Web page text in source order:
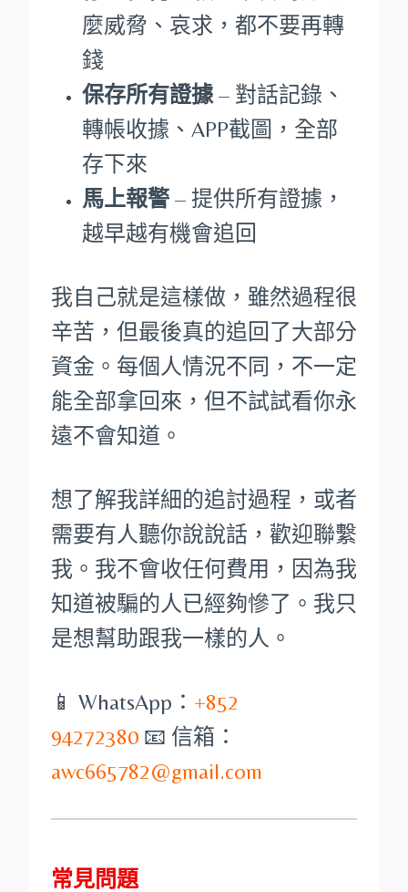
麼威脅、哀求，都不要再轉
錢
保存所有證據 – 對話記錄、
轉帳收據、APP截圖，全部
存下來
馬上報警 – 提供所有證據，
越早越有機會追回
我自己就是這樣做，雖然過程很
辛苦，但最後真的追回了大部分
資金。每個人情況不同，不一定
能全部拿回來，但不試試看你永
遠不會知道。
想了解我詳細的追討過程，或者
需要有人聽你說說話，歡迎聯繫
我。我不會收任何費用，因為我
知道被騙的人已經夠慘了。我只
是想幫助跟我一樣的人。
📱 WhatsApp： +852
94272380 📧 信箱：
awc665782@gmail.com
常見問題